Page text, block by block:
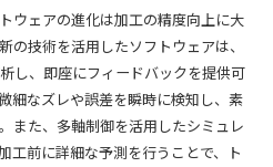
ウェアの進化は加工の精度向上に大
の技術を活用したソフトウェアは、
し、即座にフィードバックを提供可
細なズレや誤差を瞬時に検知し、素
また、多軸制御を活用したシミュレ
工前に詳細な予測を行うことで、ト